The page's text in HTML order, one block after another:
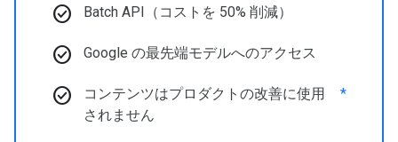
check_circle Batch API（コストを 50% 削減）
check_circle Google の最先端モデルへのアクセス
check_circle
コンテンツはプロダクトの改善に使用
されません
*